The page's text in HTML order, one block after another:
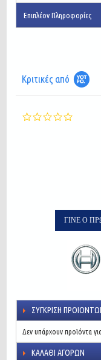
Επιπλέον Πληροφορίες
Κριτικές από
ΓΊΝΕ Ο
ΣΎΓΚΡΙΣΗ
Δεν υπάρχουν προϊόντα
ΚΑΛΆΘΙ ΑΓΟΡΏΝ